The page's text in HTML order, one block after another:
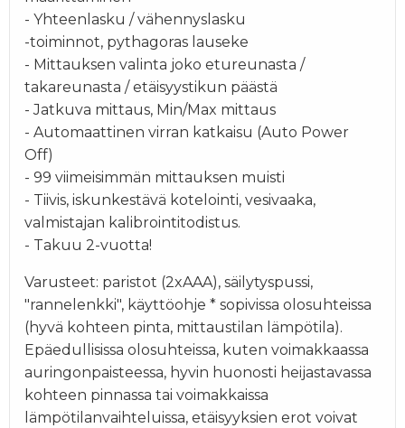
- Yhteenlasku / vähennyslasku
-toiminnot, pythagoras lauseke
- Mittauksen valinta joko etureunasta /
takareunasta / etäisyystikun päästä
- Jatkuva mittaus, Min/Max mittaus
- Automaattinen virran katkaisu (Auto Power
Off)
- 99 viimeisimmän mittauksen muisti
- Tiivis, iskunkestävä kotelointi, vesivaaka,
valmistajan kalibrointitodistus.
- Takuu 2-vuotta!
Varusteet: paristot (2xAAA), säilytyspussi,
"rannelenkki", käyttöohje * sopivissa olosuhteissa
(hyvä kohteen pinta, mittaustilan lämpötila).
Epäedullisissa olosuhteissa, kuten voimakkaassa
auringonpaisteessa, hyvin huonosti heijastavassa
kohteen pinnassa tai voimakkaissa
lämpötilanvaihteluissa, etäisyyksien erot voivat